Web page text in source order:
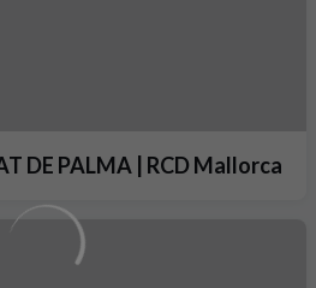
DE PALMA | RCD Mallorca